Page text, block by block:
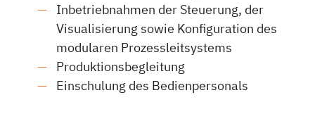
Inbetriebnahmen der Steuerung, der
Visualisierung sowie Konfiguration des
modularen Prozessleitsystems
Produktionsbegleitung
Einschulung des Bedienpersonals